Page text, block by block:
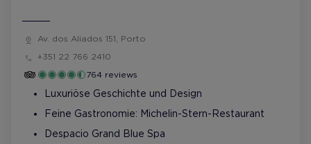
Av. dos Aliados 151, Porto
+351 22 766 2410
764 reviews
Luxuriöse Geschichte und Design
Feine Gastronomie: Michelin-Stern-Restaurant
Despacio Grand Blue Spa